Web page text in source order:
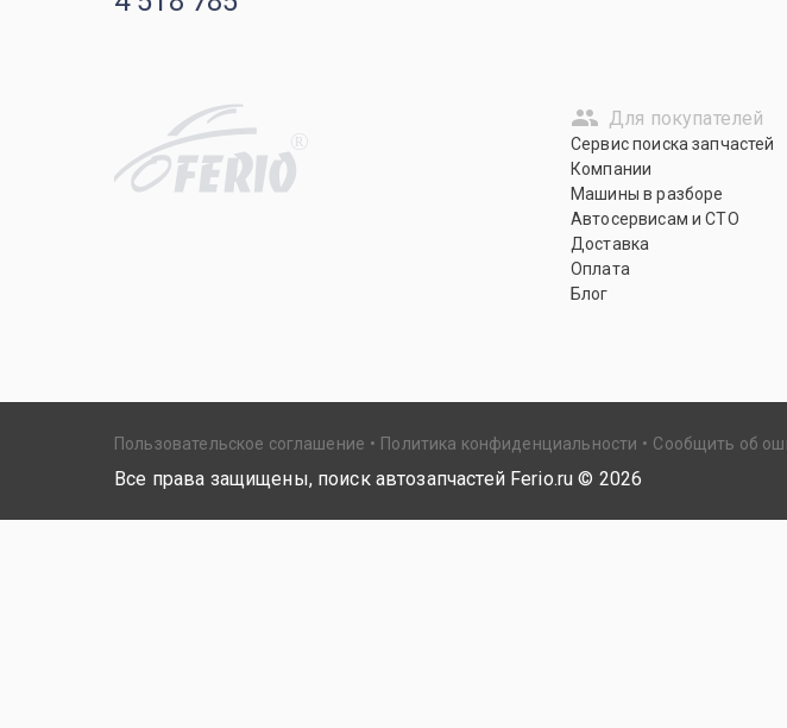
R
Для покупателей
Сервис поиска запчастей
Компании
Машины в разборе
Автосервисам и СТО
Доставка
Оплата
Блог
Пользовательское соглашение Политика конфиденциальности Сообщить об
Все права защищены, поиск автозапчастей Ferio.ru © 2026